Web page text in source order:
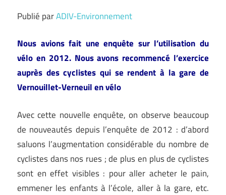
Publié parADIV-Environnement
Nous avions fait une enquête sur l’utilisation du
vélo en 2012. Nous avons recommencé l’exercice
auprès des cyclistes qui se rendent à la gare de
Vernouillet-Verneuil en vélo
Avec cette nouvelle enquête, on observe beaucoup
de nouveautés depuis l’enquête de 2012 : d’abord
saluons l’augmentation considérable du nombre de
cyclistes dans nos rues ; de plus en plus de cyclistes
sont en effet visibles : pour aller acheter le pain,
emmener les enfants à l’école, aller à la gare, etc.